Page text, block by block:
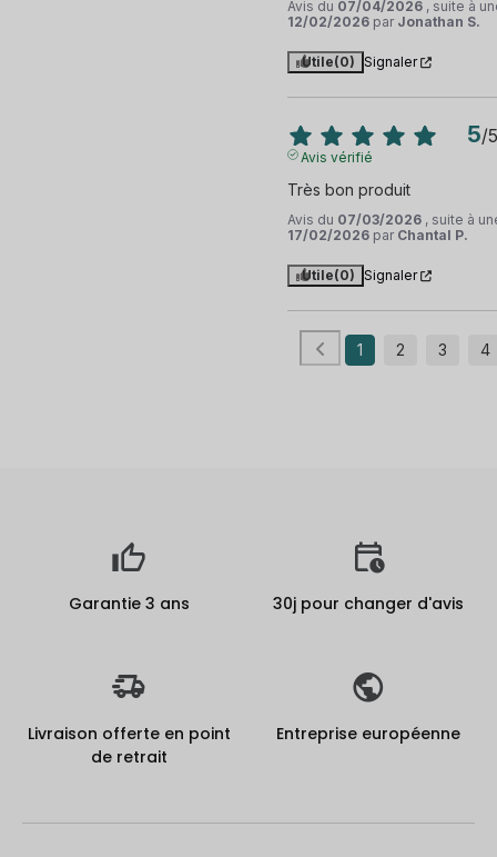
Avis du 07/04/2026 , suite à
12/02/2026 par Jonathan S.
Utile(0) Signaler
5/5
Avis vérifié
Très bon produit
Avis du 07/03/2026 , suite à
17/02/2026 par Chantal P.
Utile(0) Signaler
1 2 3 4
Garantie 3 ans 30j pour changer d'avis
Livraison offerte en point
de retrait
Entreprise européenne